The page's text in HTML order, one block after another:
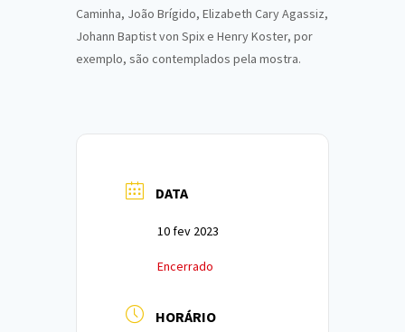
Caminha, João Brígido, Elizabeth Cary Agassiz,
Johann Baptist von Spix e Henry Koster, por
exemplo, são contemplados pela mostra.
DATA
10 fev 2023
Encerrado
HORÁRIO